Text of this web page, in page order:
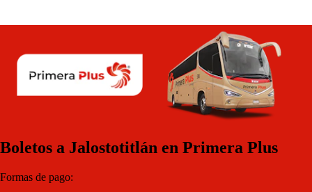
Boletos a Jalostotitlán en Primera Plus
Formas de pago: